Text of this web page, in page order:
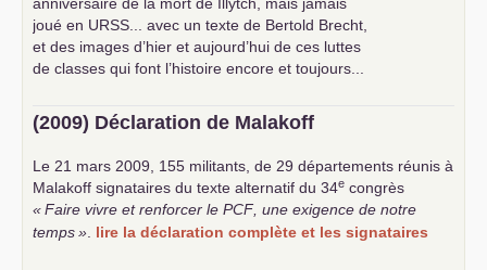
joué en URSS ... avec un texte de Bertold Brecht,
et des images d’hier et aujourd’hui de ces luttes
de classes qui font l’histoire encore et toujours...
(2009) Déclaration de Malakoff
Le 21 mars 2009, 155 militants, de 29 départements réunis à
Malakoff signataires du texte alternatif du 34e congrès
«Faire vivre et renforcer le PCF , une exigence de notre
temps» lire la déclaration complète et les signataires